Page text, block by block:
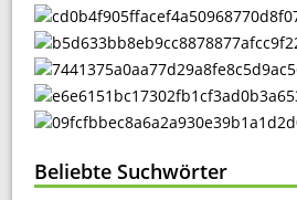
Beliebte Suchwörter